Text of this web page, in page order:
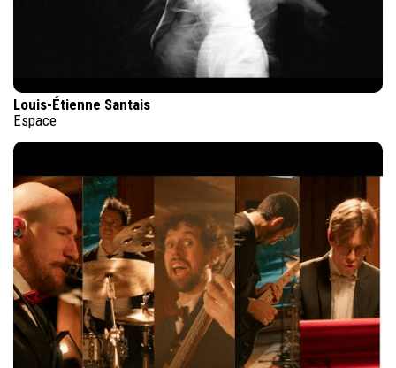
Louis-Étienne Santais
Espace